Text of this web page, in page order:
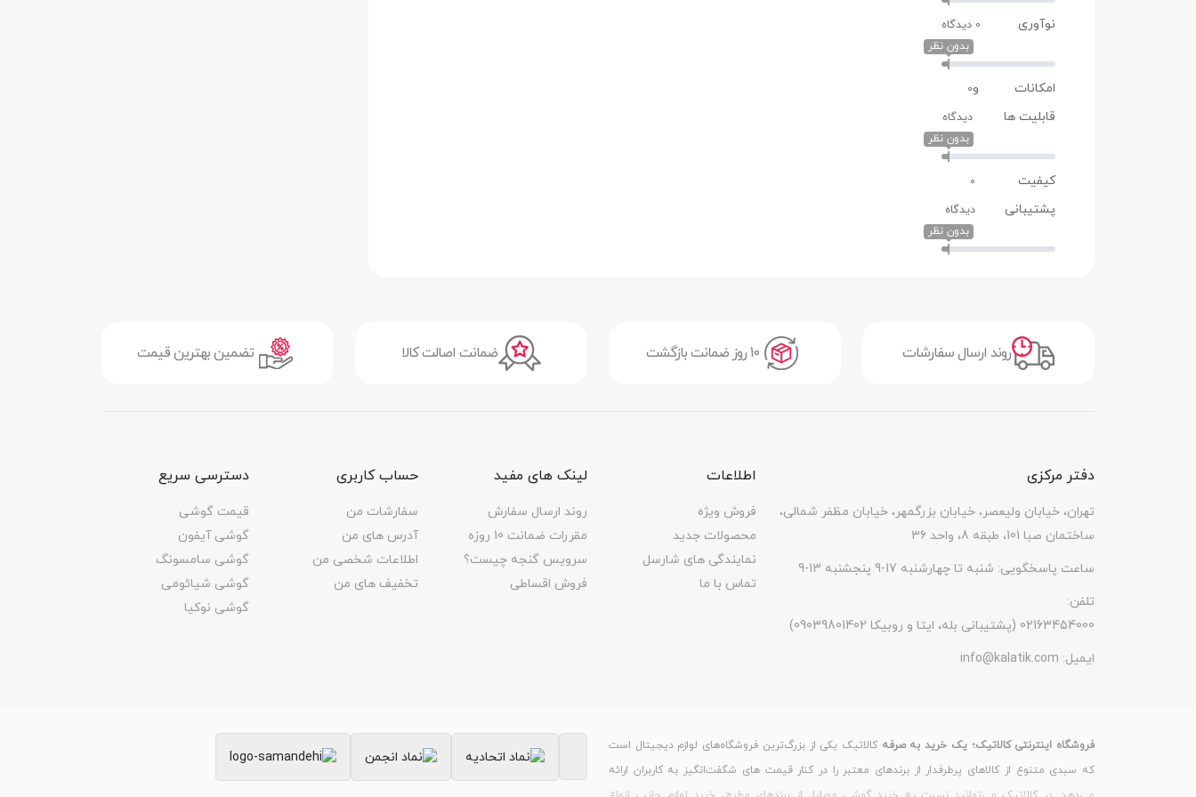
نوع صفحه نمایش
صفحه نمایش لمسی
اندازه صفحه نمایش
رزولوشن
نمایش
16:9
پلتفرم
حافظه کش (Cache) L1: 256KB | L2: 1MB | L3: 8MB
محدوده سرعت پردازنده 1.8 گیگاهرتز تا 4.0 گیگاهرتز
حافظه پردازنده گرافیکی
ظرفیت حافظه داخلی
نوآوری 0 دیدگاه
بدون نظر
امکانات و
قابلیت ها
0
دیدگاه
بدون نظر
کیفیت
پشتیبانی
0
دیدگاه
بدون نظر
روند ارسال سفارشات 10 روز ضمانت بازگشت ضمانت اصالت کالا تضمین بهترین قیمت
دفتر مرکزی
تهران، خیابان ولیعصر، خیابان بزرگمهر، خیابان مظفر شمالی،
ساختمان صبا 101، طبقه 8، واحد 36
ساعت پاسخگویی: شنبه تا چهارشنبه 17-9 پنجشنبه 13-9
تلفن:
(پشتیبانی بله، ایتا و روبیکا 09039801402) 02163454000
ایمیل: info@kalatik.com
اطلاعات
فروش ویژه
محصولات جدید
نمایندگی های شارسل
تماس با ما
لینک های مفید
روند ارسال سفارش
مقررات ضمانت 10 روزه
سرویس گنجه چیست؟
فروش اقساطی
حساب کاربری
سفارشات من
آدرس های من
اطلاعات شخصی من
تخفیف های من
دسترسی سریع
قیمت گوشی
گوشی آیفون
گوشی سامسونگ
گوشی شیائومی
گوشی نوکیا
فروشگاه اینترنتی کالاتیک؛ یک خرید به صرفه کالاتیک یکی از بزرگ‌ترین فروشگاه‌های لوازم دیجیتال است
که سبدی متنوع از کالاهای پرطرفدار از برندهای معتبر را در کنار قیمت های شگفت‌انگیز به کاربران ارائه